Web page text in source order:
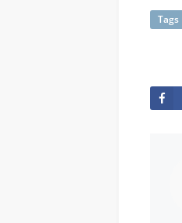
Tags